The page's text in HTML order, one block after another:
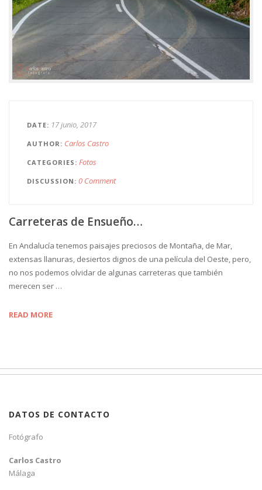
DATE 17 junio, 2017
AUTHOR Carlos Castro
CATEGORIES Fotos
DISCUSSION 0 Comment
Carreteras de Ensueño…
En Andalucía tenemos paisajes preciosos de Montaña, de Mar,
extensas llanuras, desiertos dignos de una película del Oeste, pero,
no nos podemos olvidar de algunas carreteras que también
merecen ser …
READ MORE
DATOS DE CONTACTO
Fotógrafo
Carlos Castro
Málaga